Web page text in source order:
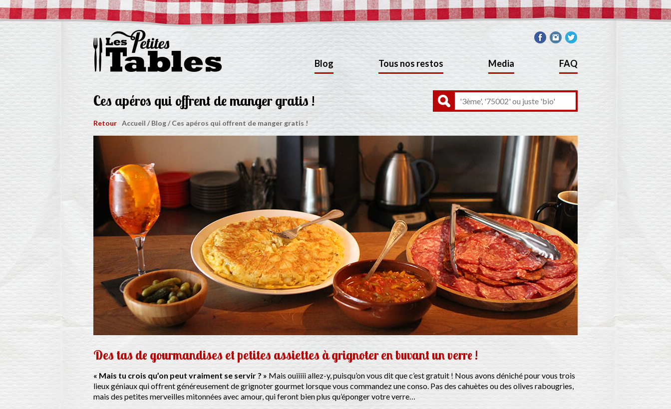
Blog Tous nos restos Media FAQ
Ces apéros qui offrent de manger gratis !
Retour Accueil /Blog/Ces apéros qui offrent de manger gratis !
Des tas de gourmandises et petites assiettes à grignoter en buvant un verre !
« Mais tu crois qu’on peut vraiment se servir ? » Mais ouiiiii allez-y, puisqu’on vous dit que c’est gratuit ! Nous avons déniché pour vous trois
lieux géniaux qui offrent généreusement de grignoter gourmet lorsque vous commandez une conso. Pas des cahuètes ou des olives rabougries,
mais des petites merveilles mitonnées avec amour, qui feront bien plus qu’éponger votre verre…